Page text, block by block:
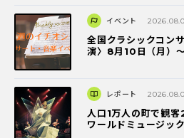
イベント
全国クラシックコン
演〉8月10日（月）
レポート
人口1万人の町で観
ワールドミュージッ